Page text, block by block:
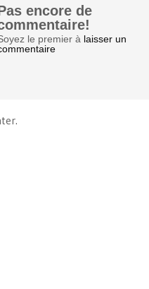
encore de
le premier à laisser un